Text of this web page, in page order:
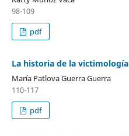
98-109
pdf
La historia de la victimología
María Patlova Guerra Guerra
110-117
pdf